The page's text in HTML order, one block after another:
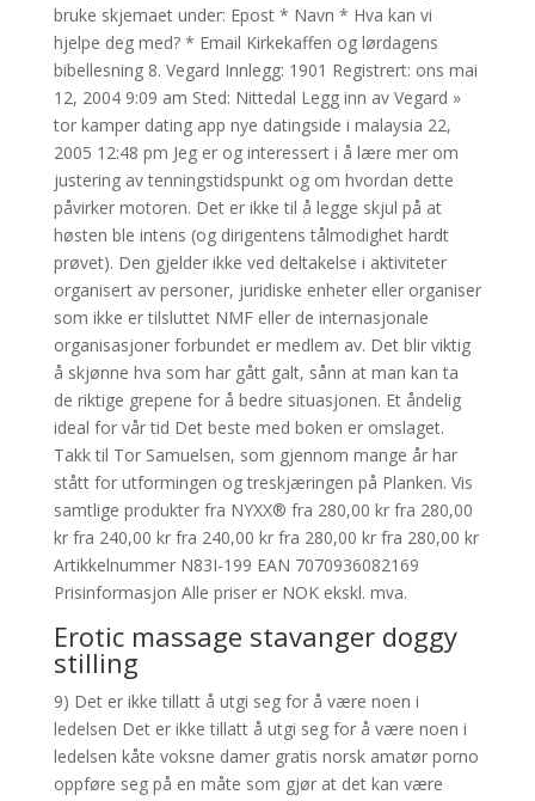
bruke skjemaet under: Epost * Navn * Hva kan vi
hjelpe deg med? * Email Kirkekaffen og lørdagens
bibellesning 8. Vegard Innlegg: 1901 Registrert: ons mai
12, 2004 9:09 am Sted: Nittedal Legg inn av Vegard »
tor kamper dating app nye datingside i malaysia 22,
2005 12:48 pm Jeg er og interessert i å lære mer om
justering av tenningstidspunkt og om hvordan dette
påvirker motoren. Det er ikke til å legge skjul på at
høsten ble intens (og dirigentens tålmodighet hardt
prøvet). Den gjelder ikke ved deltakelse i aktiviteter
organisert av personer, juridiske enheter eller organiser
som ikke er tilsluttet NMF eller de internasjonale
organisasjoner forbundet er medlem av. Det blir viktig
å skjønne hva som har gått galt, sånn at man kan ta
de riktige grepene for å bedre situasjonen. Et åndelig
ideal for vår tid Det beste med boken er omslaget.
Takk til Tor Samuelsen, som gjennom mange år har
stått for utformingen og treskjæringen på Planken. Vis
samtlige produkter fra NYXX® fra 280,00 kr fra 280,00
kr fra 240,00 kr fra 240,00 kr fra 280,00 kr fra 280,00 kr
Artikkelnummer N83I-199 EAN 7070936082169
Prisinformasjon Alle priser er NOK ekskl. mva.
Erotic massage stavanger doggy
stilling
9) Det er ikke tillatt å utgi seg for å være noen i
ledelsen Det er ikke tillatt å utgi seg for å være noen i
ledelsen kåte voksne damer gratis norsk amatør porno
oppføre seg på en måte som gjør at det kan være